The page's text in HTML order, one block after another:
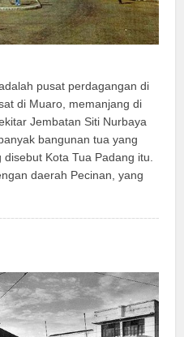
pusat perdagangan di
di Muaro, memanjang di
Jembatan Siti Nurbaya
bangunan tua yang
Kota Tua Padang itu.
daerah Pecinan, yang